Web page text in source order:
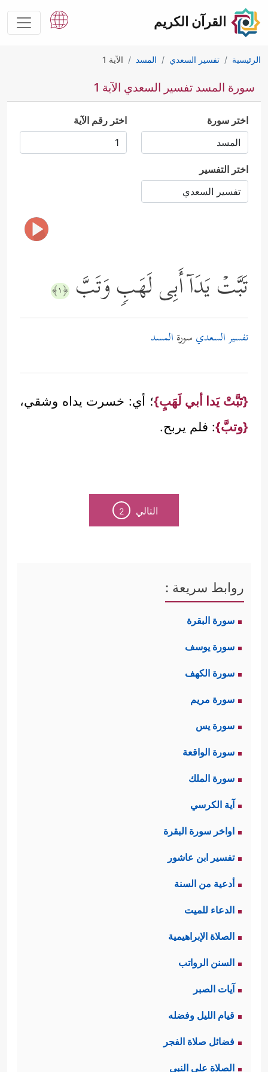
القرآن الكريم
الرئيسية تفسير السعدي المسد الآية 1
سورة المسد تفسير السعدي الآية 1
اختر سورة اختر رقم الآية
اختر التفسير
تَبَّتۡ یَدَاۤ أَبِی لَهَبࣲ وَتَبَّ ﴿١﴾
تفسير السعدي سورة المسد
{تَبَّتْ يَدا أبي لَهَبٍ}؛ أي: خسرت يداه وشقي،
{وتبَّ}: فلم يربح.
التالي 2
روابط سريعة :
سورة البقرة
سورة يوسف
سورة الكهف
سورة مريم
سورة يس
سورة الواقعة
سورة الملك
آية الكرسي
اواخر سورة البقرة
تفسير ابن عاشور
أدعية من السنة
الدعاء للميت
الصلاة الإبراهيمية
السنن الرواتب
آيات الصبر
قيام الليل وفضله
فضائل صلاة الفجر
الصلاة على النبي